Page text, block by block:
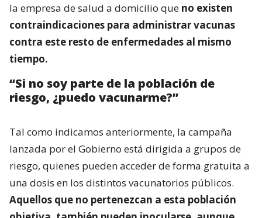
la empresa de salud a domicilio que no existen
contraindicaciones para administrar vacunas
contra este resto de enfermedades al mismo
tiempo.
“Si no soy parte de la población de
riesgo, ¿puedo vacunarme?”
Tal como indicamos anteriormente, la campaña
lanzada por el Gobierno está dirigida a grupos de
riesgo, quienes pueden acceder de forma gratuita a
una dosis en los distintos vacunatorios públicos.
Aquellos que no pertenezcan a esta población